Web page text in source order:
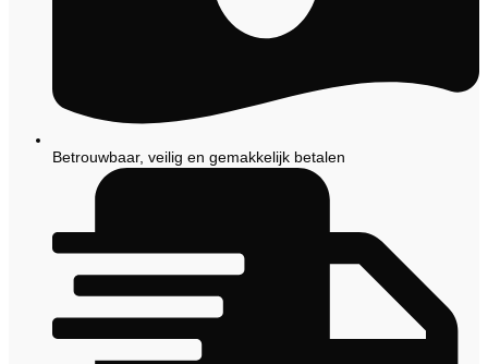
Betrouwbaar, veilig en gemakkelijk betalen